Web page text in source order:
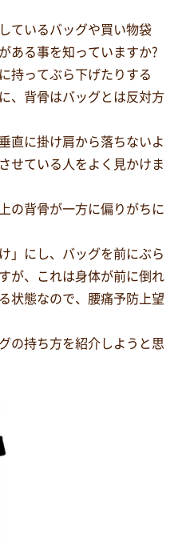
ているバッグや買い物袋
ある事を知っていますか?
持ってぶら下げたりする
、背骨はバッグとは反対方
直に掛け肩から落ちないよ
せている人をよく見かけま
の背骨が一方に偏りがちに
」にし、バッグを前にぶら
が、これは身体が前に倒れ
状態なので、腰痛予防上望
の持ち方を紹介しようと思